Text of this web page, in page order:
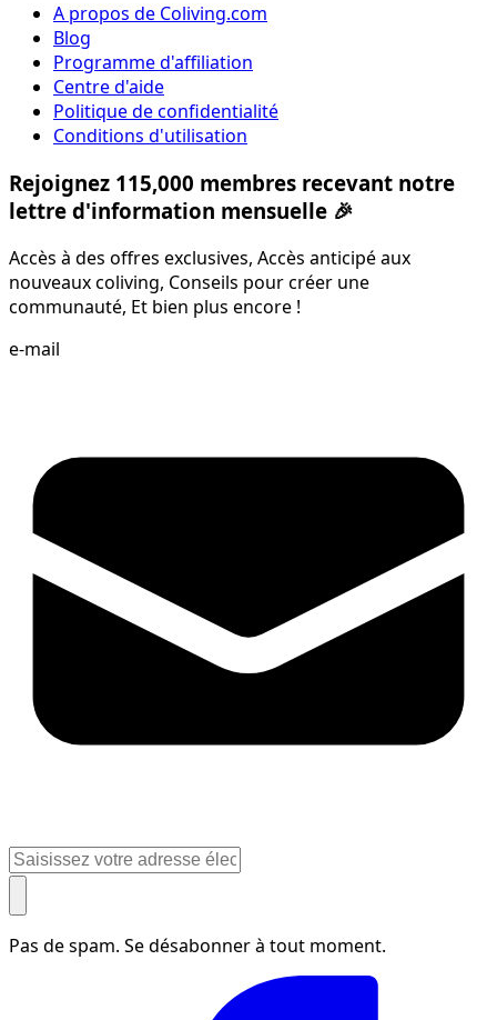
A propos de Coliving.com
Blog
Programme d'affiliation
Centre d'aide
Politique de confidentialité
Conditions d'utilisation
Rejoignez 115,000 membres recevant notre
lettre d'information mensuelle 🎉
Accès à des offres exclusives, Accès anticipé aux
nouveaux coliving, Conseils pour créer une
communauté, Et bien plus encore !
e-mail
Pas de spam. Se désabonner à tout moment.